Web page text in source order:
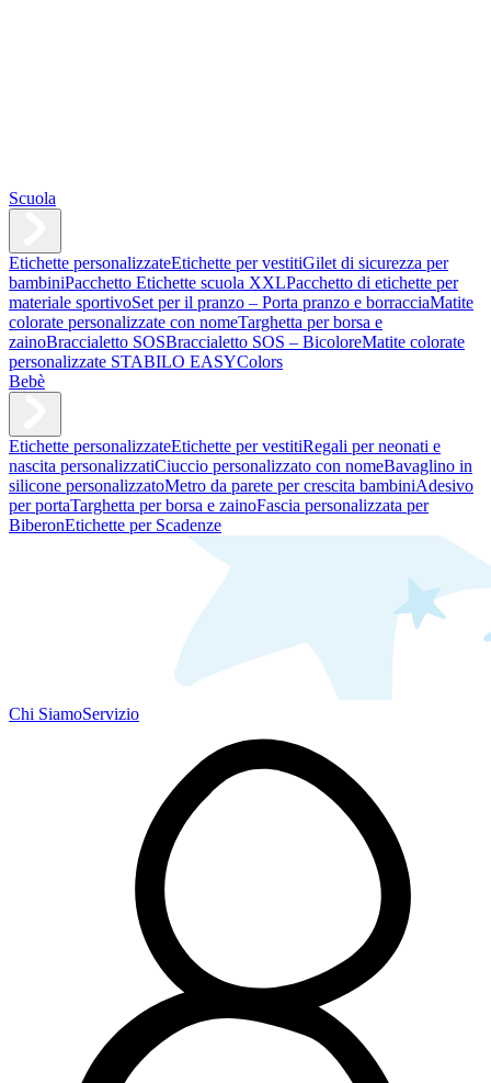
Scuola
Etichette personalizzateEtichette per vestitiGilet di sicurezza per
bambiniPacchetto Etichette scuola XXLPacchetto di etichette per
materiale sportivoSet per il pranzo – Porta pranzo e borracciaMatite
colorate personalizzate con nomeTarghetta per borsa e
zainoBraccialetto SOSBraccialetto SOS – BicoloreMatite colorate
personalizzate STABILO EASYColors
Bebè
Etichette personalizzateEtichette per vestitiRegali per neonati e
nascita personalizzatiCiuccio personalizzato con nomeBavaglino in
silicone personalizzatoMetro da parete per crescita bambiniAdesivo
per portaTarghetta per borsa e zainoFascia personalizzata per
BiberonEtichette per Scadenze
Chi SiamoServizio